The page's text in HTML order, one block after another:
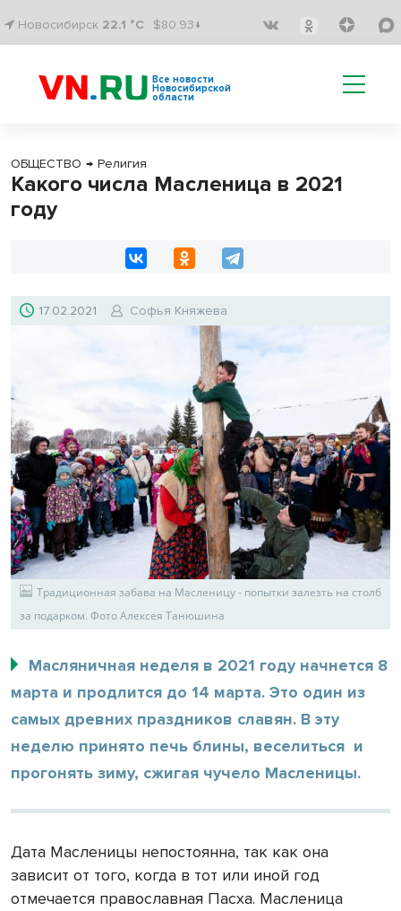
Новосибирск 22.1 °C $80.93↓
Все новости
Новосибирской
области
ОБЩЕСТВО → Религия
Какого числа Масленица в 2021
году
17.02.2021 Софья Княжева
Традиционная забава на Масленицу - попытки залезть на столб
за подарком. Фото Алексея Танюшина
Масляничная неделя в 2021 году начнется 8
марта и продлится до 14 марта. Это один из
самых древних праздников славян. В эту
неделю принято печь блины, веселиться и
прогонять зиму, сжигая чучело Масленицы.
Дата Масленицы непостоянна, так как она
зависит от того, когда в тот или иной год
отмечается православная Пасха. Масленица